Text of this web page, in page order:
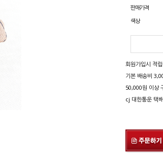
판매가격
색상
회원가입시 적
기본 배송비
50,000원 이상
cj 대한통운 택